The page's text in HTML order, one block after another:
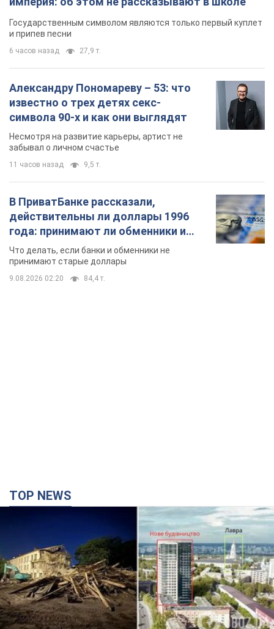
Государственным символом являются только первый куплет
и припев песни
6 часов назад 27,9 т.
Александру Пономареву – 53: что
известно о трех детях секс-
символа 90-х и как они выглядят
Несмотря на развитие карьеры, артист не
забывал о личном счастье
11 часов назад 9,5 т.
В ПриватБанке рассказали,
действительны ли доллары 1996
года: принимают ли обменники и
банки такие купюры
Что делать, если банки и обменники не
принимают старые доллары
9.08.2026 02:20 84,4 т.
TOP NEWS